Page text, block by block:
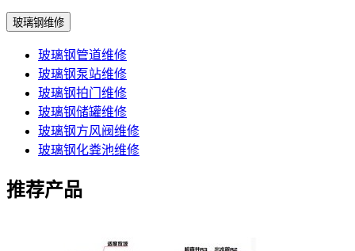
玻璃钢维修
玻璃钢管道维修
玻璃钢泵站维修
玻璃钢拍门维修
玻璃钢储罐维修
玻璃钢方风阀维修
玻璃钢化粪池维修
推荐产品